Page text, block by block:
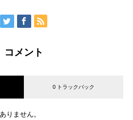
コメント
0 トラックバック
りません。